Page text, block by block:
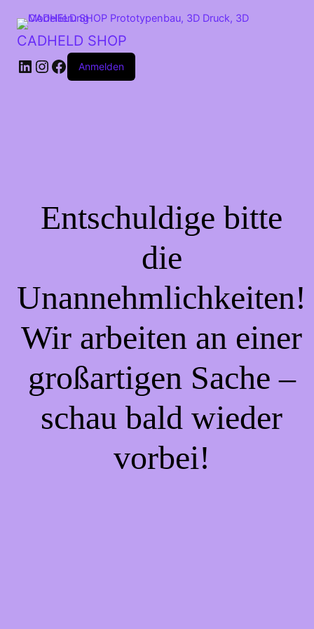
CADHELD SHOP
Anmelden
Entschuldige bitte
die
Unannehmlichkeiten!
Wir arbeiten an einer
großartigen Sache –
schau bald wieder
vorbei!